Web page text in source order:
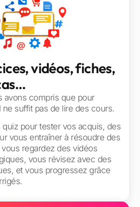
vidéos, fiches,
avons compris que pour
ne suffit pas de lire des cours.
quiz pour tester vos acquis, des
vous entraîner à résoudre des
regardez des vidéos
vous révisez avec des
et vous progressez grâce